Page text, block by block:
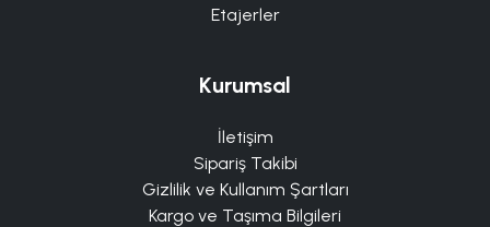
Etajerler
Kurumsal
İletişim
Sipariş Takibi
Gizlilik ve Kullanım Şartları
Kargo ve Taşıma Bilgileri